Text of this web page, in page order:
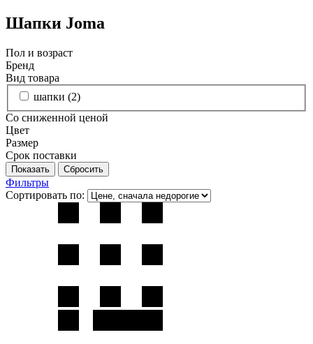
Шапки Joma
Пол и возраст
Бренд
Вид товара
шапки (2)
Со сниженной ценой
Цвет
Размер
Срок поставки
Фильтры
Сортировать по: